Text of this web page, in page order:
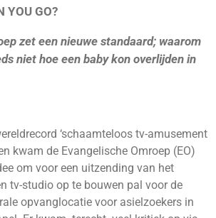
YOU GO?
zet een nieuwe standaard; waarom
niet hoe een baby kon overlijden in
‘schaamteloos tv-amusement
kwam de Evangelische Omroep (EO)
om voor een uitzending van het
tv-studio op te bouwen pal voor de
opvanglocatie voor asielzoekers in